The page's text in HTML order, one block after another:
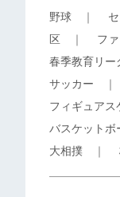
野球 ｜
区 ｜ フ
春季教育リー
サッカー
フィギュアス
バスケットボ
大相撲 ｜